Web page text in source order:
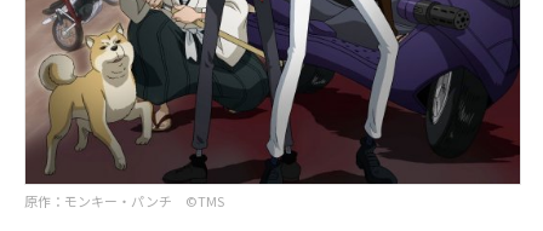
原作：モンキー・パンチ ©︎TMS